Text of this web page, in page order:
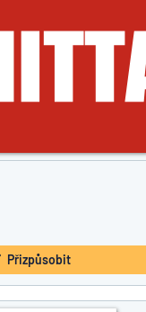
Přizpůsobit